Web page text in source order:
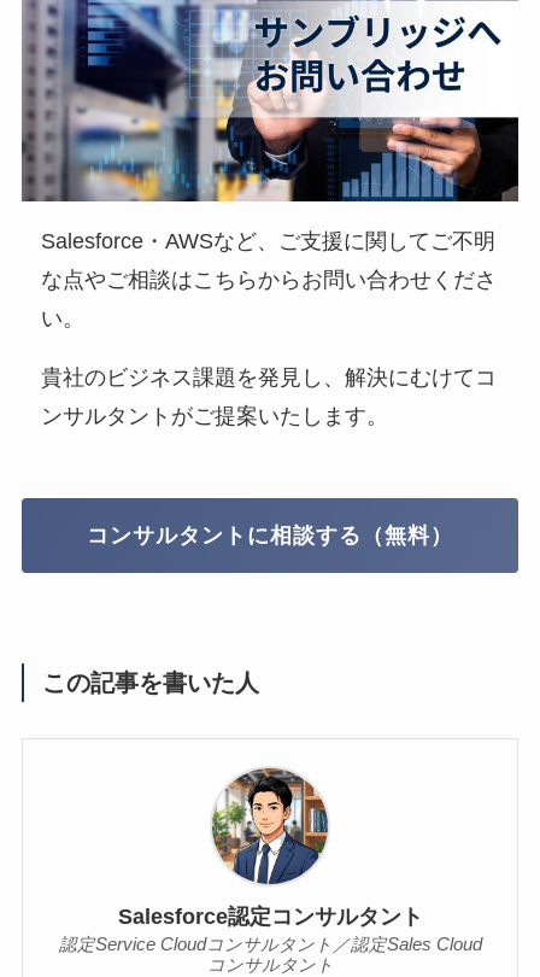
Salesforce・AWSなど、ご支援に関してご不明
な点やご相談はこちらからお問い合わせくださ
い。
貴社のビジネス課題を発見し、解決にむけてコ
ンサルタントがご提案いたします。
コンサルタントに相談する（無料）
この記事を書いた人
Salesforce認定コンサルタント
認定Service Cloudコンサルタント／認定Sales Cloud
コンサルタント